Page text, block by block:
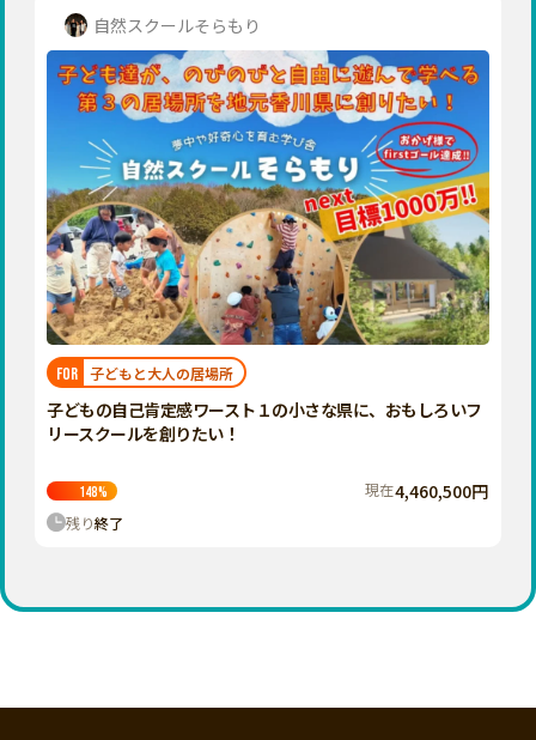
福井
長野
岐阜
静岡
愛知
近畿
三重
滋賀
大阪
奈良
広島
自然スクールそらもり
FOR 子どもと大人の居場所
子どもの自己肯定感ワースト１の小さな県に、おもしろいフ
リースクールを創りたい！
148% 現在4,460,500円
残り終了